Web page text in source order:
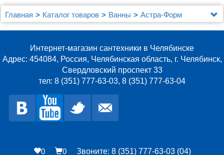
Главная Каталог товаров Ванны Астра-Форм
Интернет-магазин сантехники в Челябинске
Адрес: 454084, Россия, Челябинская область, г. Челябинск,
Свердловский проспект 33
тел: 8 (351) 777-63-03, 8 (351) 777-63-04
0 0 Звоните: 8 (351) 777-63-03 (04)